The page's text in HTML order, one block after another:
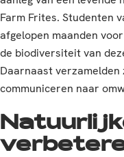
Farm Frites. Studenten
afgelopen maanden
de biodiversiteit van
Daarnaast
communiceren naar